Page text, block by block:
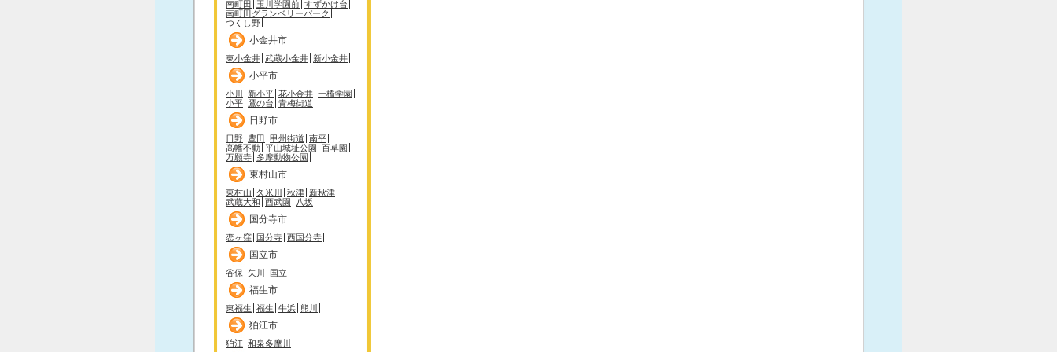
南町田 玉川学園前 すずかけ台
南町田グランベリーパーク
つくし野
小金井市
東小金井 武蔵小金井 新小金井
小平市
小川 新小平 花小金井 一橋学園
小平 鷹の台 青梅街道
日野市
日野 豊田 甲州街道 南平
高幡不動 平山城址公園
百草園
万願寺 多摩動物公園
東村山市
東村山 久米川 秋津 新秋津
武蔵大和 西武園 八坂
国分寺市
恋ヶ窪 国分寺 西国分寺
国立市
谷保 矢川 国立
福生市
東福生 福生 牛浜 熊川
狛江市
狛江 和泉多摩川